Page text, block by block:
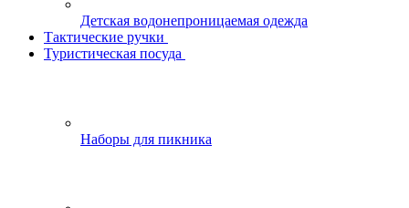
Детская водонепроницаемая одежда
Тактические ручки
Туристическая посуда
Наборы для пикника